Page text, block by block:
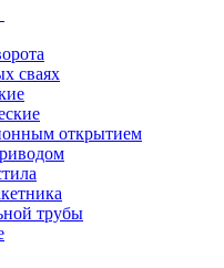
сваях
открытием
трубы